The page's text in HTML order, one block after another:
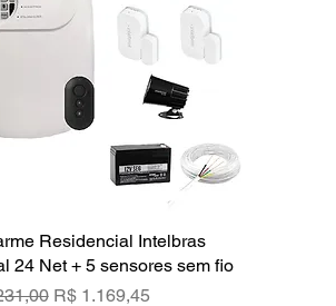
Visualização rápida
Residencial Intelbras
24 Net + 5 sensores sem fio
Preço promocional
R$ 1.169,45